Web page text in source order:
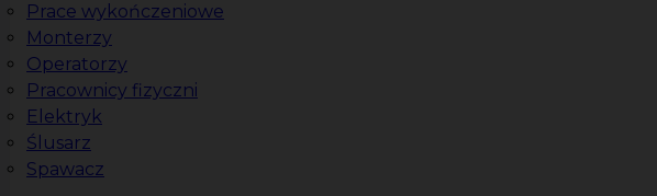
Prace wykończeniowe
Monterzy
Operatorzy
Pracownicy fizyczni
Elektryk
Ślusarz
Spawacz